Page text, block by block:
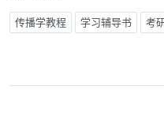
传播学教程 学习辅导书 考